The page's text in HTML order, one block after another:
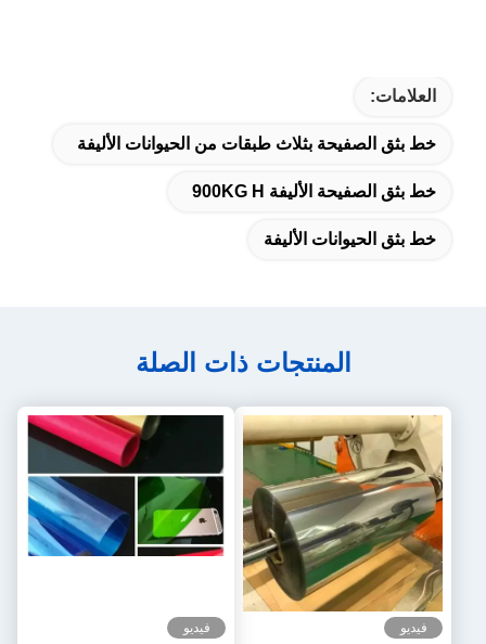
العلامات:
خط بثق الصفيحة بثلاث طبقات من الحيوانات الأليفة
خط بثق الصفيحة الأليفة 900KG H
خط بثق الحيوانات الأليفة
المنتجات ذات الصلة
فيديو فيديو